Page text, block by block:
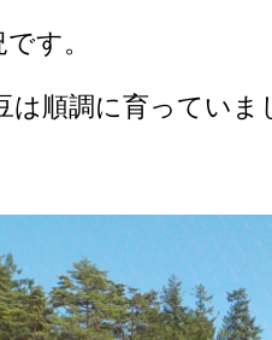
す。
は順調に育っていま